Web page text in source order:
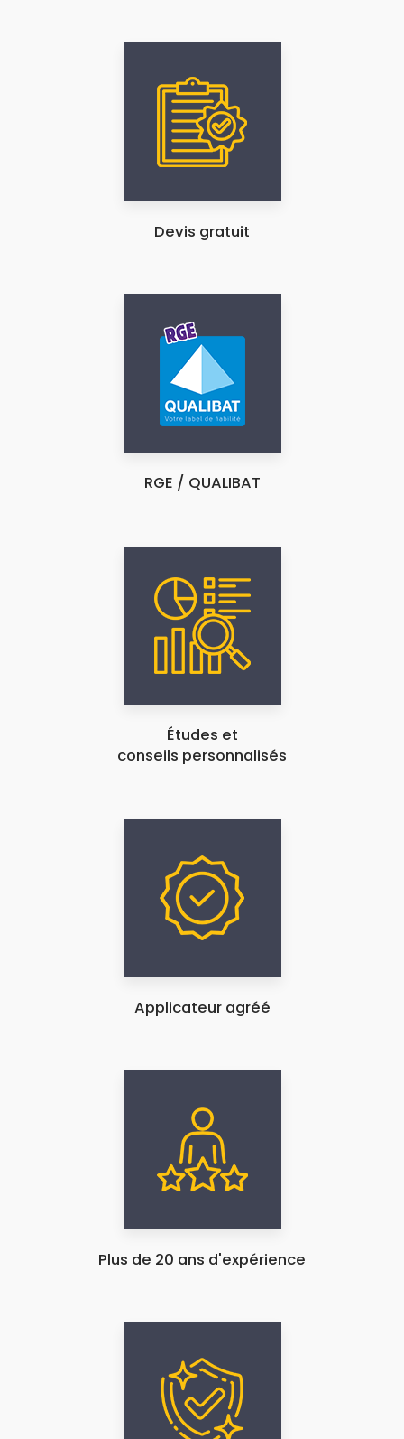
Devis gratuit
RGE / QUALIBAT
Études et
conseils personnalisés
Applicateur agréé
Plus de 20 ans d'expérience